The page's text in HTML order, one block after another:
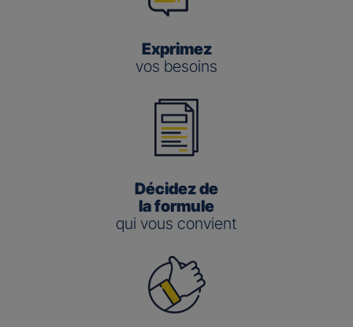
Exprimez
vos besoins
Décidez de
la formule
qui vous convient